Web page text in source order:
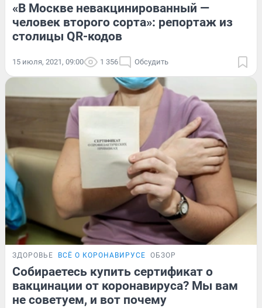
«В Москве невакцинированный —
человек второго сорта»: репортаж из
столицы QR-кодов
15 июля, 2021, 09:00 1 356 Обсудить
ЗДОРОВЬЕ ВСЁ О КОРОНАВИРУСЕ ОБЗОР
Собираетесь купить сертификат о
вакцинации от коронавируса? Мы вам
не советуем, и вот почему